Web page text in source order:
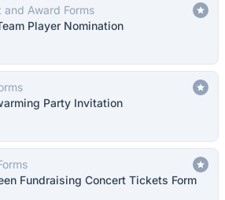
and Award Forms
Player Nomination
Party Invitation
Fundraising Concert Tickets Form